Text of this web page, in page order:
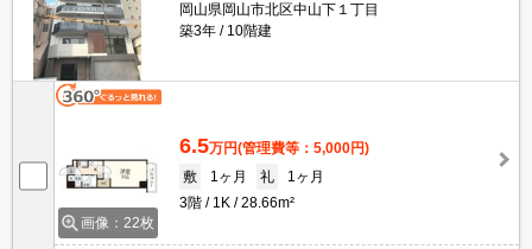
岡山県岡山市北区中山下１丁目
築3年
10階建
画像：22枚
6.5万円(管理費等：5,000円)
敷
1ヶ月 礼
1ヶ月
3階
1K 28.66m²